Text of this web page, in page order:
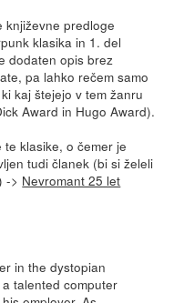
književne predloge
klasika in 1. del
dodaten opis brez
pa lahko rečem samo
kaj štejejo v tem žanru
Award in Hugo Award).
klasike, o čemer je
tudi članek (bi si želeli
-> Nevromant 25 let
in the dystopian
talented computer